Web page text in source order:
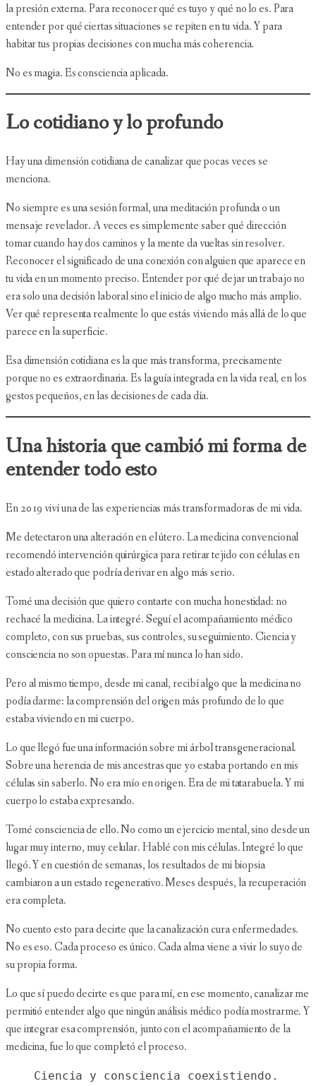
la presión externa. Para reconocer qué es tuyo y qué no lo es. Para
entender por qué ciertas situaciones se repiten en tu vida. Y para
habitar tus propias decisiones con mucha más coherencia.
No es magia. Es consciencia aplicada.
Lo cotidiano y lo profundo
Hay una dimensión cotidiana de canalizar que pocas veces se
menciona.
No siempre es una sesión formal, una meditación profunda o un
mensaje revelador. A veces es simplemente saber qué dirección
tomar cuando hay dos caminos y la mente da vueltas sin resolver.
Reconocer el significado de una conexión con alguien que aparece en
tu vida en un momento preciso. Entender por qué dejar un trabajo no
era solo una decisión laboral sino el inicio de algo mucho más amplio.
Ver qué representa realmente lo que estás viviendo más allá de lo que
parece en la superficie.
Esa dimensión cotidiana es la que más transforma, precisamente
porque no es extraordinaria. Es la guía integrada en la vida real, en los
gestos pequeños, en las decisiones de cada día.
Una historia que cambió mi forma de
entender todo esto
En 2019 viví una de las experiencias más transformadoras de mi vida.
Me detectaron una alteración en el útero. La medicina convencional
recomendó intervención quirúrgica para retirar tejido con células en
estado alterado que podría derivar en algo más serio.
Tomé una decisión que quiero contarte con mucha honestidad: no
rechacé la medicina. La integré. Seguí el acompañamiento médico
completo, con sus pruebas, sus controles, su seguimiento. Ciencia y
consciencia no son opuestas. Para mí nunca lo han sido.
Pero al mismo tiempo, desde mi canal, recibí algo que la medicina no
podía darme: la comprensión del origen más profundo de lo que
estaba viviendo en mi cuerpo.
Lo que llegó fue una información sobre mi árbol transgeneracional.
Sobre una herencia de mis ancestras que yo estaba portando en mis
células sin saberlo. No era mío en origen. Era de mi tatarabuela. Y mi
cuerpo lo estaba expresando.
Tomé consciencia de ello. No como un ejercicio mental, sino desde un
lugar muy interno, muy celular. Hablé con mis células. Integré lo que
llegó. Y en cuestión de semanas, los resultados de mi biopsia
cambiaron a un estado regenerativo. Meses después, la recuperación
era completa.
No cuento esto para decirte que la canalización cura enfermedades.
No es eso. Cada proceso es único. Cada alma viene a vivir lo suyo de
su propia forma.
Lo que sí puedo decirte es que para mí, en ese momento, canalizar me
permitió entender algo que ningún análisis médico podía mostrarme. Y
que integrar esa comprensión, junto con el acompañamiento de la
medicina, fue lo que completó el proceso.
Ciencia y consciencia coexistiendo.